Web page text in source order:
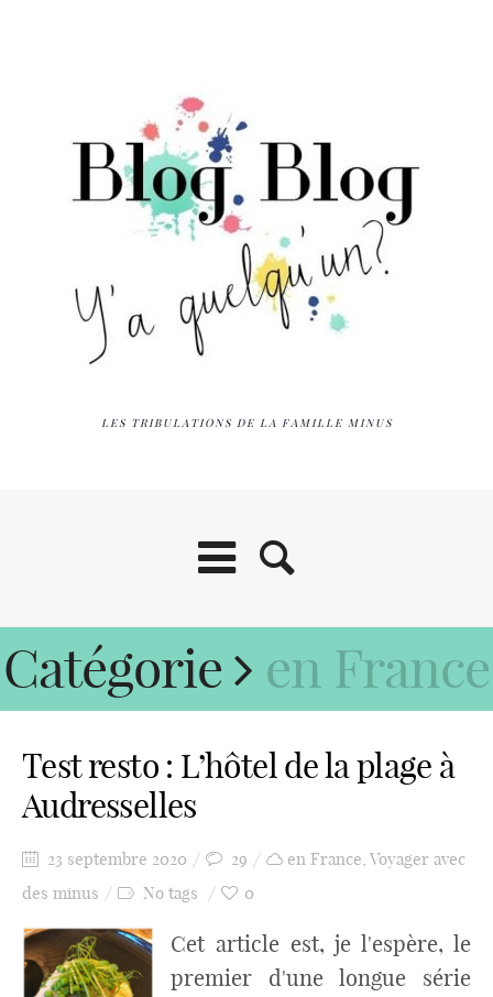
LES TRIBULATIONS DE LA FAMILLE MINUS
Catégorie en France
Test resto : L’hôtel de la plage à
Audresselles
23 septembre 2020 29 en France, Voyager avec
des minus
No tags 0
Cet article est, je l'espère, le
premier d'une longue série